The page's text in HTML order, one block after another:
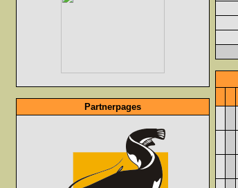
Partnerpages